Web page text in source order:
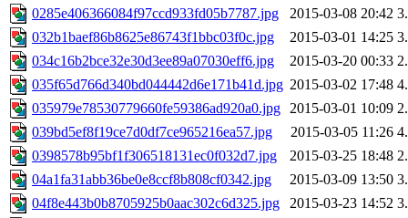
0285e406366084f97ccd933fd05b7787.jpg
2015-03-08 20:42
032b1baef86b8625e86743f1bbc03f0c.jpg
2015-03-01 14:25
034c16b2bce32e30d3ee89a07030eff6.jpg
2015-03-20 00:33
035f65d766d340bd044442d6e171b41d.jpg 2015-03-02 17:48
035979e78530779660fe59386ad920a0.jpg 2015-03-01 10:09
039bd5ef8f19ce7d0df7ce965216ea57.jpg
2015-03-05 11:26
0398578b95bf1f306518131ec0f032d7.jpg
2015-03-25 18:48
04a1fa31abb36be0e8ccf8b808cf0342.jpg
2015-03-09 13:50
04f8e443b0b8705925b0aac302c6d325.jpg
2015-03-23 14:52